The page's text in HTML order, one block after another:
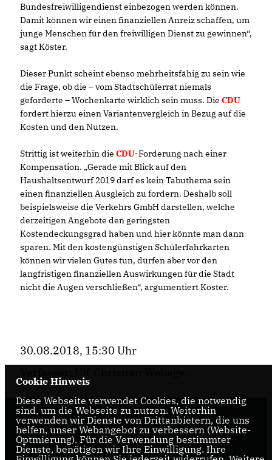
Bundesfreiwilligendienst einbezogen werden können.
Damit können wir einen finanziellen Anreiz schaffen, um
junge Menschen für den freiwilligen Dienst zu gewinnen“,
sagt Köster.
Dieser Punkt scheint ebenso mehrheitsfähig zu sein wie
die Frage, ob die – vom Stadtschülerrat niemals
geforderte – Wochenkarte wirklich sein muss. Die CDU
fordert hierzu einen Variantenvergleich in Bezug auf die
Kosten und den Nutzen.
Strittig ist weiterhin die CDU-Forderung nach einer
Kompensation. „Gerade mit Blick auf den
Haushaltsentwurf 2019 darf es kein Tabuthema sein
einen finanziellen Ausgleich zu fordern. Deshalb soll
beispielsweise die Verkehrs GmbH darstellen, welche
derzeitigen Angebote den geringsten
Kostendeckungsgrad haben und hier könnte man dann
sparen. Mit den kostengünstigen Schülerfahrkarten
können wir vielen Gutes tun, dürfen aber vor den
langfristigen finanziellen Auswirkungen für die Stadt
nicht die Augen verschließen“, argumentiert Köster.
30.08.2018, 15:30 Uhr
Internetseite der CDU-Fraktion im Rat der Stadt
Braunschweig, mit aktuellen Informationen rund
um die Kommunalpolitik in der zweitgrößten Stadt
Cookie Hinweis
Diese Webseite verwendet Cookies, die notwendig
sind, um die Webseite zu nutzen. Weiterhin
verwenden wir Dienste von Drittanbietern, die uns
helfen, unser Webangebot zu verbessern (Website-
Optmierung). Für die Verwendung bestimmter
Dienste, benötigen wir Ihre Einwilligung. Ihre